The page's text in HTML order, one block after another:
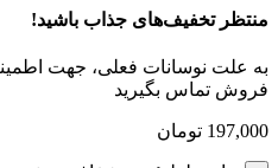
منتظر تخفیف‌های جذاب باشید!
به علت نوسانات فعلی، جهت
فروش تماس بگیرید
197,000 تومان